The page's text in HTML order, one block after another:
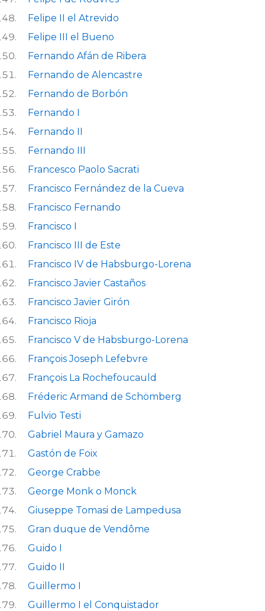
Felipe II el Atrevido
Felipe III el Bueno
Fernando Afán de Ribera
Fernando de Alencastre
Fernando de Borbón
Fernando I
Fernando II
Fernando III
Francesco Paolo Sacrati
Francisco Fernández de la Cueva
Francisco Fernando
Francisco I
Francisco III de Este
Francisco IV de Habsburgo-Lorena
Francisco Javier Castaños
Francisco Javier Girón
Francisco Rioja
Francisco V de Habsburgo-Lorena
François Joseph Lefebvre
François La Rochefoucauld
Fréderic Armand de Schömberg
Fulvio Testi
Gabriel Maura y Gamazo
Gastón de Foix
George Crabbe
George Monk o Monck
Giuseppe Tomasi de Lampedusa
Gran duque de Vendôme
Guido I
Guido II
Guillermo I
Guillermo I el Conquistador